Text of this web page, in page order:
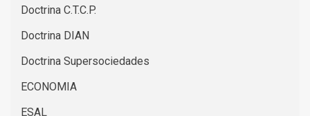
Doctrina C.T.C.P.
Doctrina DIAN
Doctrina Supersociedades
ECONOMIA
ESAL